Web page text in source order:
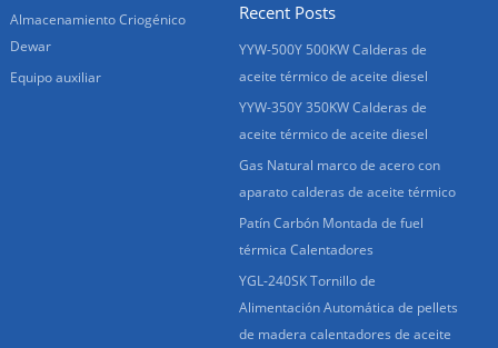
Almacenamiento Criogénico
Dewar
Equipo auxiliar
Recent Posts
YYW-500Y 500KW Calderas de
aceite térmico de aceite diesel
YYW-350Y 350KW Calderas de
aceite térmico de aceite diesel
Gas Natural marco de acero con
aparato calderas de aceite térmico
Patín Carbón Montada de fuel
térmica Calentadores
YGL-240SK Tornillo de
Alimentación Automática de pellets
de madera calentadores de aceite